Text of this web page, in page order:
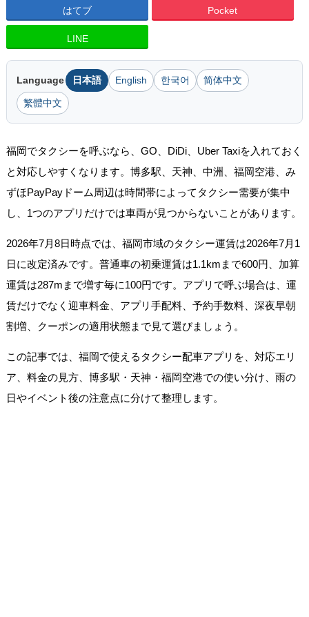
はてブ Pocket
LINE
Language 日本語 English 한국어 简体中文
繁體中文
福岡でタクシーを呼ぶなら、GO、DiDi、Uber Taxiを入れておく
と対応しやすくなります。博多駅、天神、中洲、福岡空港、み
ずほPayPayドーム周辺は時間帯によってタクシー需要が集中
し、1つのアプリだけでは車両が見つからないことがあります。
2026年7月8日時点では、福岡市域のタクシー運賃は2026年7月1
日に改定済みです。普通車の初乗運賃は1.1kmまで600円、加算
運賃は287mまで増す毎に100円です。アプリで呼ぶ場合は、運
賃だけでなく迎車料金、アプリ手配料、予約手数料、深夜早朝
割増、クーポンの適用状態まで見て選びましょう。
この記事では、福岡で使えるタクシー配車アプリを、対応エリ
ア、料金の見方、博多駅・天神・福岡空港での使い分け、雨の
日やイベント後の注意点に分けて整理します。